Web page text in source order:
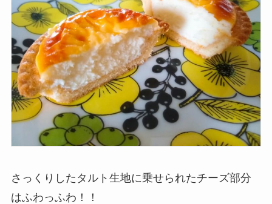
さっくりしたタルト生地に乗せられたチーズ部分
はふわっふわ！！